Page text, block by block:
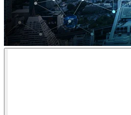
买
资
源
联